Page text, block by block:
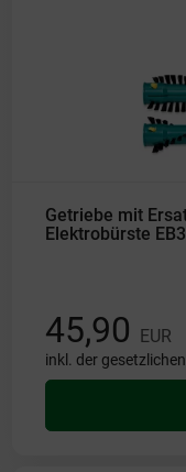
Getriebe mit
Elektrobürste
45,90 EUR
inkl. der